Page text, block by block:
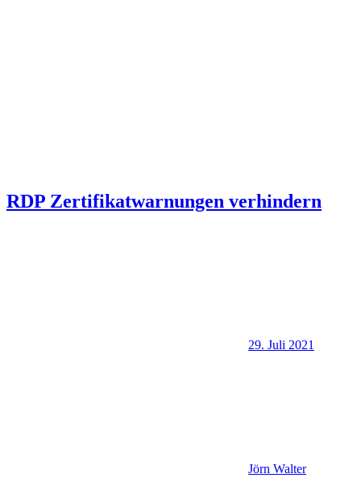
RDP Zertifikatwarnungen verhindern
29. Juli 2021
Jörn Walter